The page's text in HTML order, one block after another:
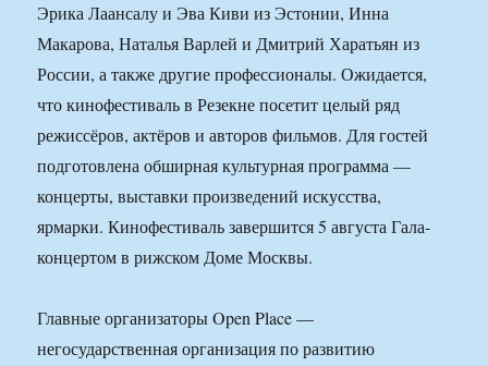
Эрика Лаансалу и Эва Киви из Эстонии, Инна
Макарова, Наталья Варлей и Дмитрий Харатьян из
России, а также другие профессионалы. Ожидается,
что кинофестиваль в Резекне посетит целый ряд
режиссёров, актёров и авторов фильмов. Для гостей
подготовлена обширная культурная программа —
концерты, выставки произведений искусства,
ярмарки. Кинофестиваль завершится 5 августа Гала-
концертом в рижском Доме Москвы.
Главные организаторы Open Place —
негосударственная организация по развитию